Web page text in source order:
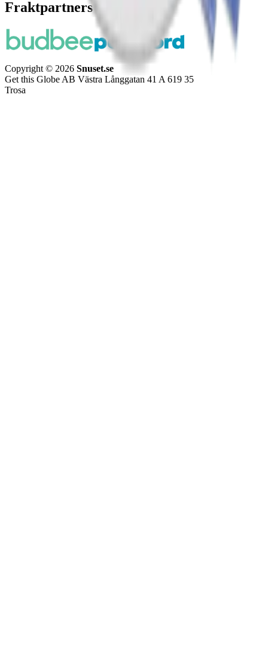
Fraktpartners
Copyright © 2026 Snuset.se
Get this Globe AB Västra Långgatan 41 A 619 35
Trosa